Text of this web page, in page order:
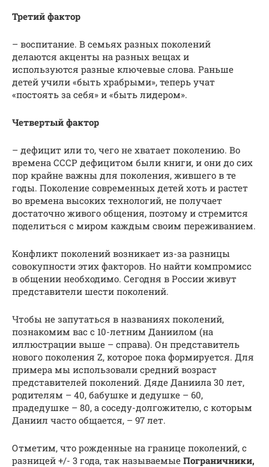
Третий фактор
– воспитание. В семьях разных поколений
делаются акценты на разных вещах и
используются разные ключевые слова. Раньше
детей учили «быть храбрыми», теперь учат
«постоять за себя» и «быть лидером».
Четвертый фактор
– дефицит или то, чего не хватает поколению. Во
времена СССР дефицитом были книги, и они до сих
пор крайне важны для поколения, жившего в те
годы. Поколение современных детей хоть и растет
во времена высоких технологий, не получает
достаточно живого общения, поэтому и стремится
поделиться с миром каждым своим переживанием.
Конфликт поколений возникает из-за разницы
совокупности этих факторов. Но найти компромисс
в общении необходимо. Сегодня в России живут
представители шести поколений.
Чтобы не запутаться в названиях поколений,
познакомим вас с 10-летним Даниилом (на
иллюстрации выше – справа). Он представитель
нового поколения Z, которое пока формируется. Для
примера мы использовали средний возраст
представителей поколений. Дяде Даниила 30 лет,
родителям – 40, бабушке и дедушке – 60,
прадедушке – 80, а соседу-долгожителю, с которым
Даниил часто общается, – 97 лет.
Отметим, что рожденные на границе поколений, с
разницей +/- 3 года, так называемые Пограничники,